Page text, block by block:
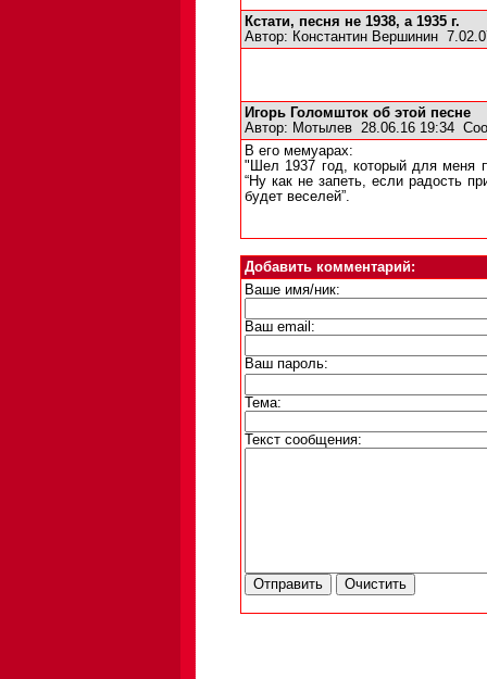
Кстати, песня не 1938, а 1935 г.
Автор: Константин Вершинин
Игорь Голомшток об этой песне
Автор: Мотылев 28.06.16 19:34
В его мемуарах:
"Шел 1937 год, который для меня
“Ну как не запеть, если радость
будет веселей”.
Добавить комментарий:
Ваше имя/ник:
Ваш email:
Ваш пароль:
Тема:
Текст сообщения: